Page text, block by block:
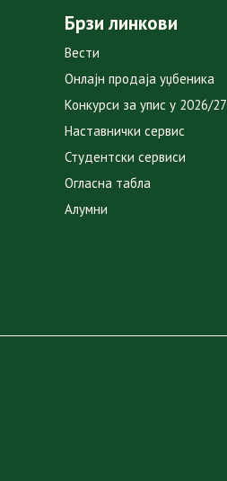
Брзи линкови
Вести
Онлајн продаја уџбеника
Конкурси за упис у 2026/27
Наставнички сервис
Студентски сервиси
Огласна табла
Алумни